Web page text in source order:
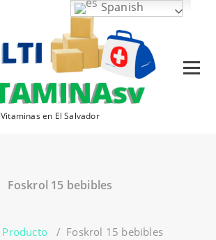
Vitaminas en El Salvador
Foskrol 15 bebibles
Producto / Foskrol 15 bebibles
Spanish